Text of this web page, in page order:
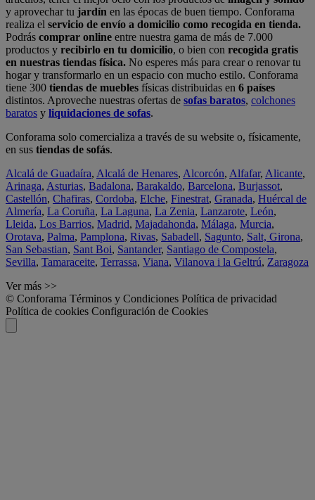
y aprovechar tu jardín en las épocas de buen tiempo. Conforama
realiza el servicio de envío a domicilio como recogida en tienda.
Podrás comprar online entre nuestra gama de más de 7.000
productos y recibirlo en tu domicilio, o bien con recogida gratis
en nuestras tiendas física. No esperes más para crear o renovar tu
hogar y transformarlo en un espacio con mucho estilo. Conforama
tiene 300 tiendas de muebles físicas distribuidas en 6 países
distintos. Aproveche nuestras ofertas de sofas baratos, colchones
baratos y liquidaciones de sofas.
Conforama solo comercializa a través de su website o, físicamente,
en sus tiendas de sofás.
Alcalá de Guadaíra, Alcalá de Henares, Alcorcón, Alfafar, Alicante,
Arinaga, Asturias, Badalona, Barakaldo, Barcelona, Burjassot,
Castellón, Chafiras, Cordoba, Elche, Finestrat, Granada, Huércal de
Almería, La Coruña, La Laguna, La Zenia, Lanzarote, León,
Lleida, Los Barrios, Madrid, Majadahonda, Málaga, Murcia,
Orotava, Palma, Pamplona, Rivas, Sabadell, Sagunto, Salt, Girona,
San Sebastian, Sant Boi, Santander, Santiago de Compostela,
Sevilla, Tamaraceite, Terrassa, Viana, Vilanova i la Geltrú, Zaragoza
Ver más >>
© Conforama Términos y Condiciones Política de privacidad
Política de cookies Configuración de Cookies